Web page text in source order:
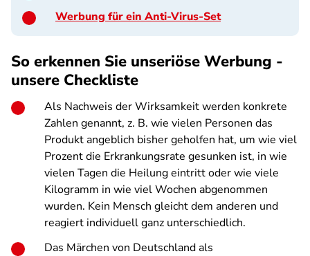
Werbung für ein Anti-Virus-Set
So erkennen Sie unseriöse Werbung -
unsere Checkliste
Als Nachweis der Wirksamkeit werden konkrete
Zahlen genannt, z. B. wie vielen Personen das
Produkt angeblich bisher geholfen hat, um wie viel
Prozent die Erkrankungsrate gesunken ist, in wie
vielen Tagen die Heilung eintritt oder wie viele
Kilogramm in wie viel Wochen abgenommen
wurden. Kein Mensch gleicht dem anderen und
reagiert individuell ganz unterschiedlich.
Das Märchen von Deutschland als